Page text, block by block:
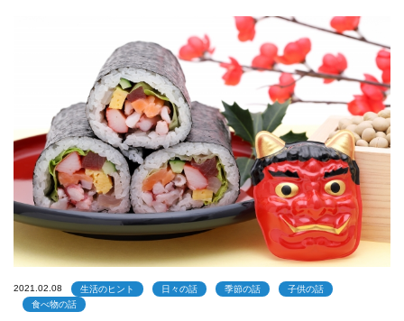
2021.02.08 生活のヒント 日々の話 季節の話
子供の話
食べ物の話